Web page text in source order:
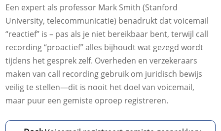
Een expert als professor Mark Smith (Stanford
University, telecommunicatie) benadrukt dat voicemail
“reactief” is – pas als je niet bereikbaar bent, terwijl call
recording “proactief” alles bijhoudt wat gezegd wordt
tijdens het gesprek zelf. Overheden en verzekeraars
maken van call recording gebruik om juridisch bewijs
veilig te stellen—dit is nooit het doel van voicemail,
maar puur een gemiste oproep registreren.